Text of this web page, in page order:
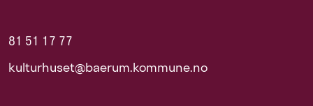
81 51 17 77
kulturhuset@baerum.kommune.no